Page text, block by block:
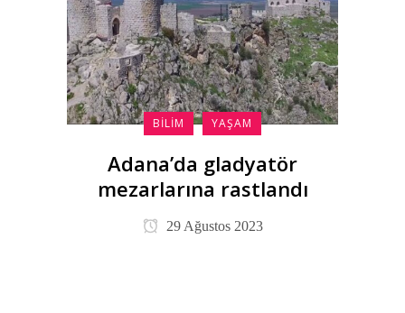
BILIM YAŞAM
Adana’da gladyatör
mezarlarına rastlandı
29 Ağustos 2023